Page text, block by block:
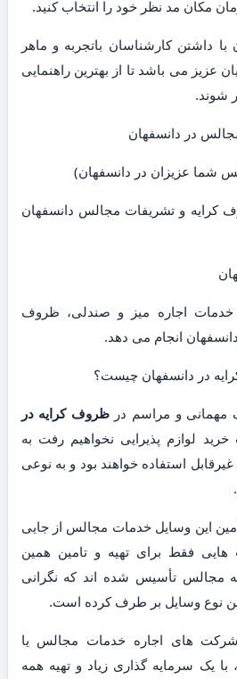
مکان مد نظر خود را انتخاب کنید.
داشتن کارشناسان باتجربه و ماهر
عزیز می باشد تا از بهترین راهنمایی
شوند.
در دانسفهان
شما عزیزان در دانسفهان)
و تشریفات مجالس دانسفهان
خدمات اجاره میز و صندلی، ظروف
انجام می دهد.
در دانسفهان چیست؟
و مراسم درظروف کرایه در
لوازم پذیرایی نخواهیم رفت به
استفاده خواهند بود و به نوعی
این وسایل خدمات مجالس از جایی
فقط برای تهیه و تامین همین
تأسیس شده اند که نگرانی
این نوع وسایل بر طرف کرده است.
شرکت های اجاره خدمات مجالس یا
یک سرمایه گذاری زیاد و تهیه همه